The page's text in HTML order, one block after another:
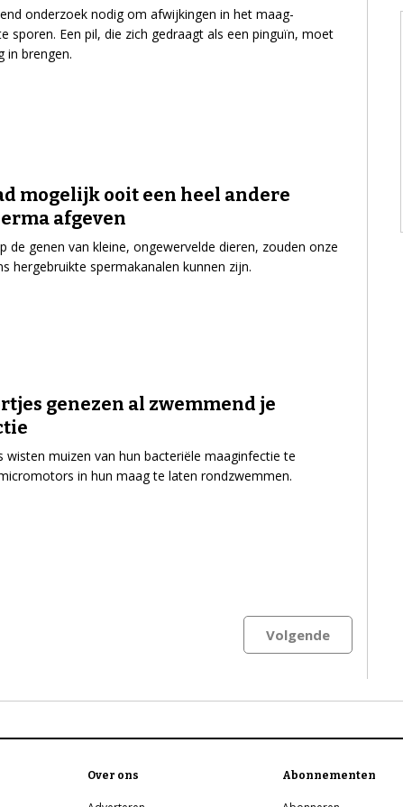
onderzoek nodig om afwijkingen in het maag-
sporen. Een pil, die zich gedraagt als een pinguïn, moet
in brengen.
mogelijk ooit een heel andere
afgeven
de genen van kleine, ongewervelde dieren, zouden onze
hergebruikte spermakanalen kunnen zijn.
genezen al zwemmend je
wisten muizen van hun bacteriële maaginfectie te
in hun maag te laten rondzwemmen.
Volgende
Over ons Abonnementen